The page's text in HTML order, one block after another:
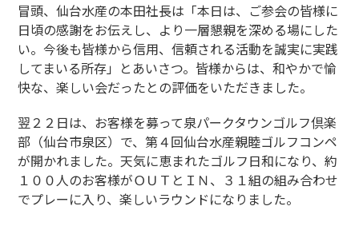
冒頭、仙台水産の本田社長は「本日は、ご参会の皆様に
日頃の感謝をお伝えし、より一層懇親を深める場にした
い。今後も皆様から信用、信頼される活動を誠実に実践
してまいる所存」とあいさつ。皆様からは、和やかで愉
快な、楽しい会だったとの評価をいただきました。
翌２２日は、お客様を募って泉パークタウンゴルフ倶楽
部（仙台市泉区）で、第４回仙台水産親睦ゴルフコンペ
が開かれました。天気に恵まれたゴルフ日和になり、約
１００人のお客様がＯＵＴとＩＮ、３１組の組み合わせ
でプレーに入り、楽しいラウンドになりました。